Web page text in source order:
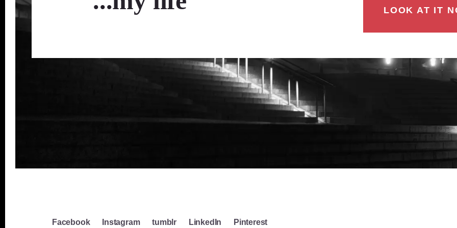
LOOK AT IT
Facebook Instagram tumblr LinkedIn Pinterest